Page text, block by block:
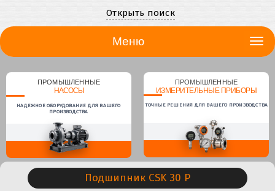
Открыть поиск
Меню
ПРОМЫШЛЕННЫЕ
НАСОСЫ
НАДЕЖНОЕ ОБОРУДОВАНИЕ ДЛЯ ВАШЕГО
ПРОИЗВОДСТВА
ПРОМЫШЛЕННЫЕ
ИЗМЕРИТЕЛЬНЫЕ ПРИБОРЫ
ТОЧНЫЕ РЕШЕНИЯ ДЛЯ ВАШЕГО ПРОИЗВОДСТВА
Подшипник CSK 30 P